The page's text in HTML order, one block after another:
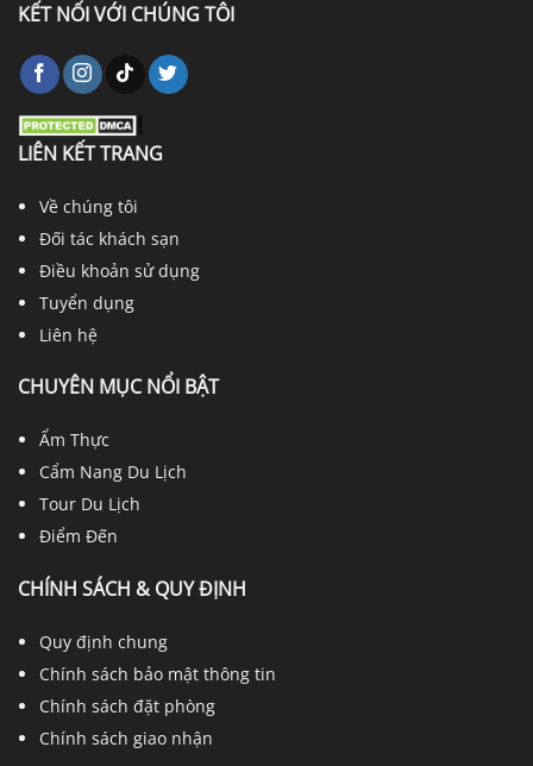
KẾT NỐI VỚI CHÚNG TÔI
LIÊN KẾT TRANG
Về chúng tôi
Đối tác khách sạn
Điều khoản sử dụng
Tuyển dụng
Liên hệ
CHUYÊN MỤC NỔI BẬT
Ẩm Thực
Cẩm Nang Du Lịch
Tour Du Lịch
Điểm Đến
CHÍNH SÁCH & QUY ĐỊNH
Quy định chung
Chính sách bảo mật thông tin
Chính sách đặt phòng
Chính sách giao nhận